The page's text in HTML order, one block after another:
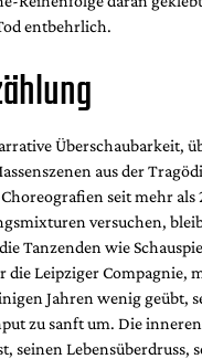
entbehrlich.
Überschaubarkeit,
aus der
seit mehr als
versuchen,
Tanzenden wie
die Leipziger Compagnie,
Jahren wenig geübt,
zu sanft um. Die
seinen Lebensüberdruss,